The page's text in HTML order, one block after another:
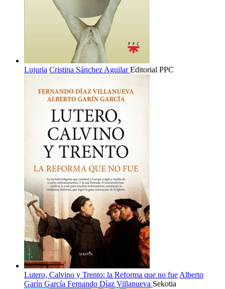
Lujuria Cristina Sánchez AguilarEditorial PPC
Lutero, Calvino y Trento: la Reforma que no fue Alberto
Garín García Fernando Díaz Villanueva Sekotia